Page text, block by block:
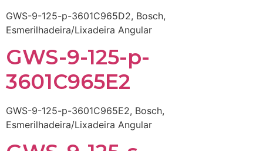
GWS-9-125-p-3601C965D2, Bosch,
Esmerilhadeira/Lixadeira Angular
GWS-9-125-p-
3601C965E2
GWS-9-125-p-3601C965E2, Bosch,
Esmerilhadeira/Lixadeira Angular